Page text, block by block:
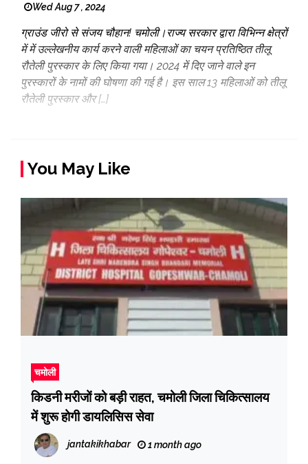
Wed Aug 7 , 2024
ग्राउंड जीरो से संजय चौहान! चमोली।राज्य सरकार द्वारा विभिन्न क्षेत्रों
में में उल्लेखनीय कार्य करने वाली महिलाओं का चयन प्रतिष्ठित तीलू
रौतेली पुरस्कार के लिए किया गया। 2024 में दिए जाने वाले इन
पुरस्कारों के नामों की घोषणा की गई है। इस साल 13 महिलाओं को तीलू
रौतेली पुरस्कार और […]
You May Like
चमोली
किडनी मरीजों को बड़ी राहत, चमोली जिला चिकित्सालय
में शुरू होगी डायलिसिस सेवा
jantakikhabar 1 month ago